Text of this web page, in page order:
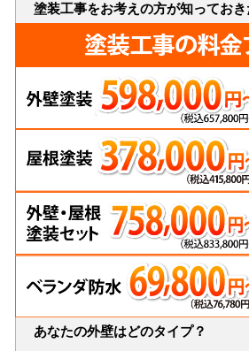
塗装工事をお考えの方が知っておき
あなたの外壁はどのタイプ？